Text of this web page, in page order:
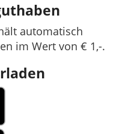
automatisch
im Wert von € 1,-.